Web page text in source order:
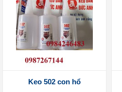
Keo 502 con hổ